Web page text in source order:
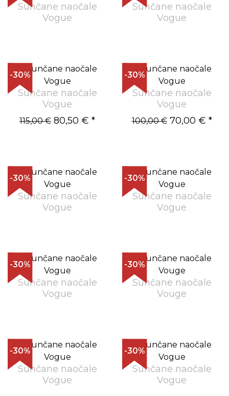
Sunčane naočale
Vogue
Sunčane naočale
Vogue
-30%
Sunčane naočale
Vogue
115,00 € 80,50 € *
-30%
Sunčane naočale
Vogue
100,00 €70,00 € *
-30%
Sunčane naočale
Vogue
-30%
Sunčane naočale
Vogue
-30%
Sunčane naočale
Vogue
-30%
Sunčane naočale
Vouge
-30%
Sunčane naočale
Vogue
-30%
Sunčane naočale
Vogue